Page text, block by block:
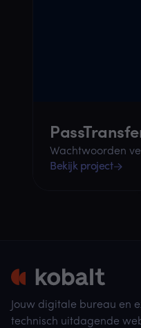
Wachtwoorden
Bekijk project
Jouw digitale bureau en
technisch uitdagende